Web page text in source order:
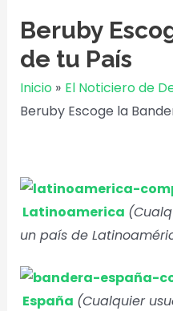
Beruby
de tu País
Inicio
El Noticiero de
Beruby Escoge la
Latinoamerica
un país de
España (Cualquier